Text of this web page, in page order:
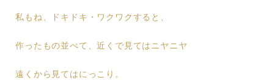
私もね、ドキドキ・ワクワクすると、
作ったもの並べて、近くで見てはニヤニヤ
遠くから見てはにっこり。